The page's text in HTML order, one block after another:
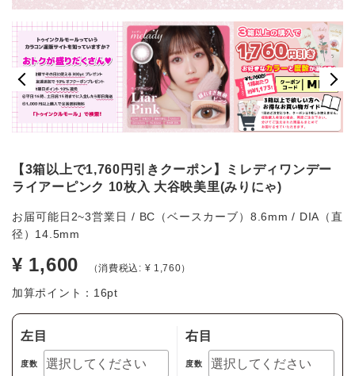
【3箱以上で1,760円引きクーポン】ミレディワンデー
ライアーピンク 10枚入 大谷映美里(みりにゃ)
お届可能日2~3営業日 / BC（ベースカーブ）8.6mm / DIA（直
径）14.5mm
¥ 1,600 （消費税込: ¥ 1,760）
加算ポイント： 16pt
左目
度数
右目
度数